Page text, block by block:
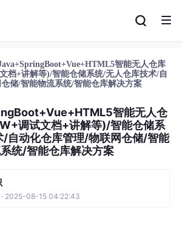
智能无人仓库
档+讲解等)/智能仓储系统/无人仓库技术/自
储/智能物流系统/智能仓库解决方案
智能无人仓
调试文档+讲解等)/智能仓储系
/自动化仓库管理/物联网仓储/智能
统/智能仓库解决方案
· 2025-08-15 04:22:43